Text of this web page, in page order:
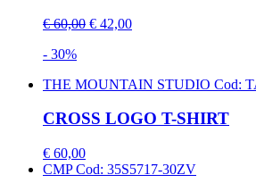
€ 60,00 € 42,00
- 30%
THE MOUNTAIN STUDIO Cod:
CROSS LOGO T-SHIRT
€ 60,00
CMPCod: 35S5717-30ZV